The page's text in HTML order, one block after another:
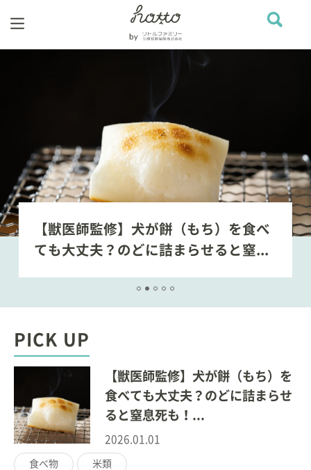
【獣医師監修】犬が餅（もち）を食べ
ても大丈夫？のどに詰まらせると窒...
PICK UP
【獣医師監修】犬が餅（もち）を
食べても大丈夫？のどに詰まらせ
ると窒息死も！...
2026.01.01
食べ物 米類